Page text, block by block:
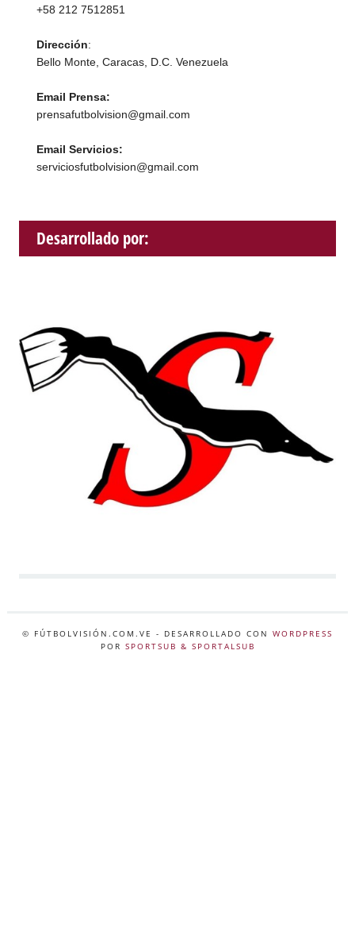
+58 212 7512851
Dirección:
Bello Monte, Caracas, D.C. Venezuela
Email Prensa:
prensafutbolvision@gmail.com
Email Servicios:
serviciosfutbolvision@gmail.com
Desarrollado por:
© FÚTBOLVISIÓN.COM.VE - DESARROLLADO CON WORDPRESS
POR SPORTSUB & SPORTALSUB